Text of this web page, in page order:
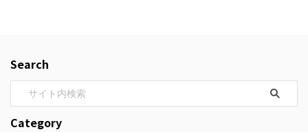
Search
Category